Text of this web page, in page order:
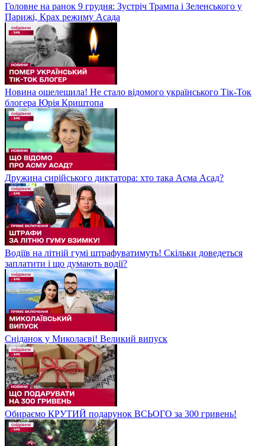
Головне на ранок 9 грудня: Зустріч Трампа і Зеленського у
Парижі, Крах режиму Асада
Новина ошелешила! Не стало відомого українського Тік-Ток
блогера Юрія Криштопа
Дружина сирійського диктатора: хто така Асма Асад?
Водіїв на літній гумі штрафуватимуть! Скільки доведеться
заплатити і що думають водії?
Сніданок у Миколаєві! Великий випуск
Обираємо КРУТИЙ подарунок ВСЬОГО за 300 гривень!